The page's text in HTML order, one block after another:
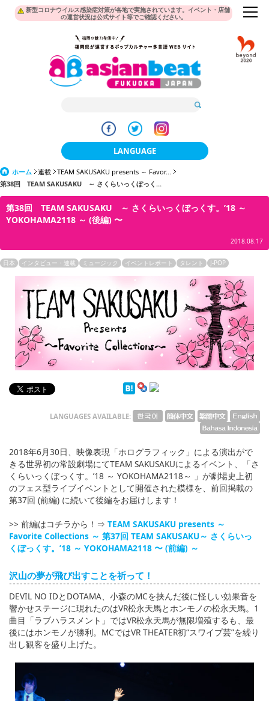
新型コロナウイルス感染症対策が各地で実施されています。イベント・店舗
の運営状況は公式サイト等でご確認ください。
LANGUAGE
日本語
한국어
簡体中文
English
ภาษาไทย
tiéng Viêt
Bahasa Indonesia
ホーム 連載
TEAM SAKUSAKU presents ～ Favor...
第38回 TEAM SAKUSAKU ～ さくらいっくぼっく...
第38回 TEAM SAKUSAKU ～ さくらいっくぼっくす。’18 ～
YOKOHAMA2118 ～ (後編) 〜
2018.08.17
日本 インタビュー・連載 ミュージック イベントレポート タレント J-POP
LANGUAGES AVAILABLE:
2018年6月30日、映像表現「ホログラフィック」による演出がで
きる世界初の常設劇場にてTEAM SAKUSAKUによるイベント、「さ
くらいっくぼっくす。’18 ～ YOKOHAMA2118～ 」が劇場史上初
のフェス型ライブイベントとして開催された模様を、前回掲載の
第37回 (前編) に続いて後編をお届けします！
>> 前編はコチラから！⇒ TEAM SAKUSAKU presents ～
Favorite Collections ～ 第37回 TEAM SAKUSAKU～ さくらいっ
くぼっくす。’18 ～ YOKOHAMA2118 〜 (前編) ～
沢山の夢が飛び出すことを祈って！
DEVIL NO IDとDOTAMA、小森のMCを挟んだ後に怪しい効果音を
響かせステージに現れたのはVR松永天馬とホンモノの松永天馬。1
曲目「ラブハラスメント」ではVR松永天馬が無限増殖するも、最
後にはホンモノが勝利。MCではVR THEATER初“スワイプ芸”を繰り
出し観客を盛り上げた。